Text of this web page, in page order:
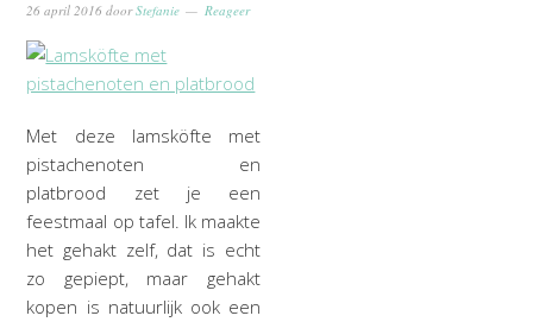
26 april 2016 doorStefanie Reageer
Met deze lamsköfte met
pistachenoten en
platbrood zet je een
feestmaal op tafel. Ik maakte
het gehakt zelf, dat is echt
zo gepiept, maar gehakt
kopen is natuurlijk ook een